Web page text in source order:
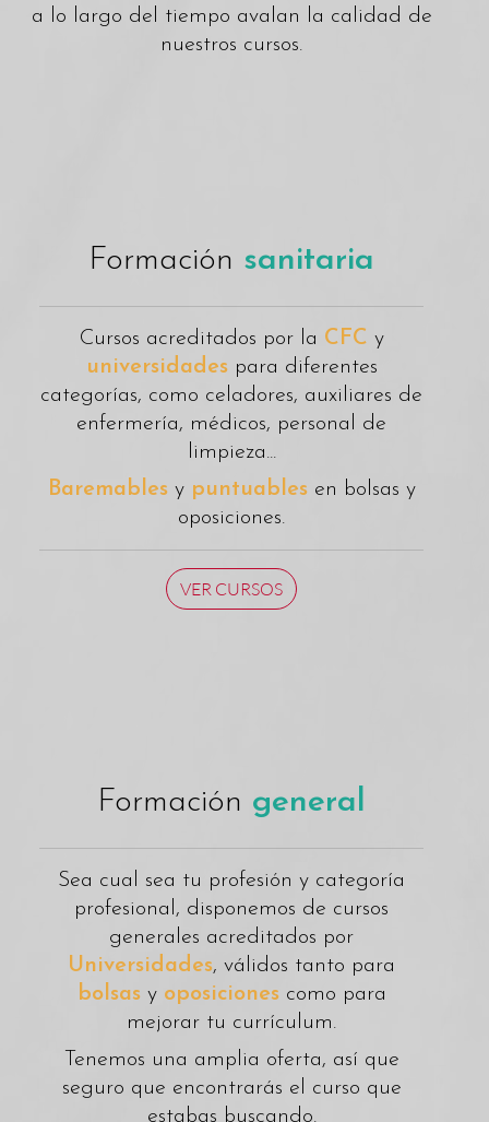
a lo largo del tiempo avalan la calidad de
nuestros cursos.
Formación sanitaria
Cursos acreditados por la CFC y
universidadespara diferentes
categorías, como celadores, auxiliares de
enfermería, médicos, personal de
limpieza...
Baremablesy puntuablesen bolsas y
oposiciones.
VER CURSOS
Formación general
Sea cual sea tu profesión y categoría
profesional, disponemos de cursos
generales acreditados por
Universidades, válidos tanto para
bolsasy oposicionescomo para
mejorar tu currículum.
Tenemos una amplia oferta, así que
seguro que encontrarás el curso que
estabas buscando.